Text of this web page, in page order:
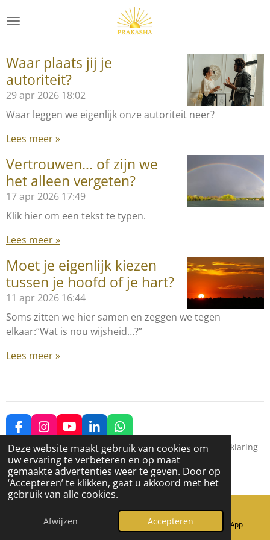
Deze website maakt gebruik van cookies om
uw ervaring te verbeteren en op maat
gemaakte advertenties weer te geven. Door op
‘Accepteren’ te klikken, gaat u akkoord met het
gebruik van alle cookies.
Afwijzen Accepteren
direct
de
hoofdinhoud
Waar plaats jij je
autoriteit?
29 apr 2026 18:02
Waar leggen we eigenlijk onze autoriteit neer?
Lees meer »
Vertrouwen… of zijn we
het alleen vergeten?
17 apr 2026 17:49
Klik hier om een tekst te typen.
Lees meer »
Moet je eigenlijk kiezen
tussen je hoofd of je hart?
11 apr 2026 16:44
Soms zitten we hier samen en zeggen we tegen
elkaar:“Wat is nou wijsheid…?”
Lees meer »
F
c
e
b
o
o
I
n
s
t
a
g
r
m
Y
u
T
u
b
e
L
i
n
k
e
d
I
W
a
t
s
A
p
© 2025 Prakasha |Algemene voorwaarden|Privacyverklaring
Powered byJouwWeb
E-mailadres Telefoonnummer WhatsApp